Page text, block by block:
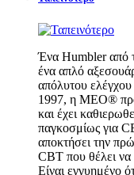
Ένα Humbler από
ένα απλό
απόλυτου
1997, η MEO®
και έχει
παγκοσμίως για
αποκτήσει την
CBT που θέλει να
Είναι εγγυημένο